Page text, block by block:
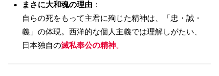
まさに大和魂の理由 ：
自らの死をもって主君に殉じた精神は、「忠・誠・
義」の体現。西洋的な個人主義では理解しがたい、
日本独自の滅私奉公の精神。